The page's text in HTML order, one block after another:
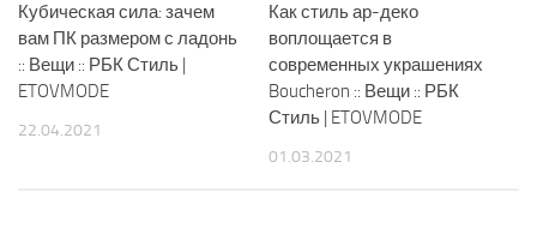
Кубическая сила: зачем
вам ПК размером с ладонь
:: Вещи :: РБК Стиль |
ETOVMODE
22.04.2021
Как стиль ар-деко
воплощается в
современных украшениях
Boucheron :: Вещи :: РБК
Стиль | ETOVMODE
01.03.2021